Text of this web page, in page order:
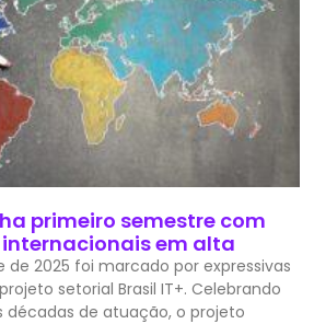
primeiro semestre com
em alta
de 2025 foi marcado por expressivas
setorial Brasil IT+. Celebrando
décadas de atuação, o projeto